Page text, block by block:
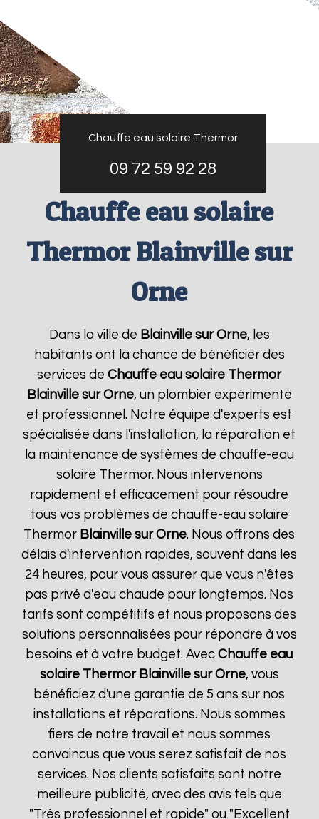
Chauffe eau solaire Thermor
09 72 59 92 28
Chauffe eau solaire
Thermor Blainville sur
Orne
Dans la ville de Blainville sur Orne, les
habitants ont la chance de bénéficier des
services deChauffe eau solaire Thermor
Blainville sur Orne, un plombier expérimenté
et professionnel. Notre équipe d'experts est
spécialisée dans l'installation, la réparation et
la maintenance de systèmes de chauffe-eau
solaire Thermor. Nous intervenons
rapidement et efficacement pour résoudre
tous vos problèmes de chauffe-eau solaire
Thermor Blainville sur Orne. Nous offrons des
délais d'intervention rapides, souvent dans les
24 heures, pour vous assurer que vous n'êtes
pas privé d'eau chaude pour longtemps. Nos
tarifs sont compétitifs et nous proposons des
solutions personnalisées pour répondre à vos
besoins et à votre budget. AvecChauffe eau
solaire Thermor Blainville sur Orne, vous
bénéficiez d'une garantie de 5 ans sur nos
installations et réparations. Nous sommes
fiers de notre travail et nous sommes
convaincus que vous serez satisfait de nos
services. Nos clients satisfaits sont notre
meilleure publicité, avec des avis tels que
"Très professionnel et rapide" ou "Excellent